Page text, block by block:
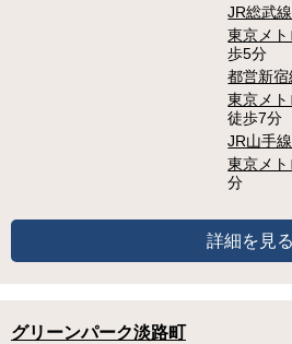
JR総武線
東京メ
歩5分
都営新宿
東京メ
徒歩7分
JR山手線
東京メ
分
詳細を見る
グリーンパーク淡路町